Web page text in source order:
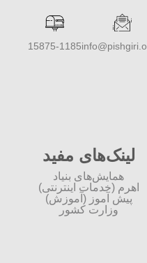
15875-1185
لینک‌های مفید
همایش‌های بنیاد
اهرم (خدمات اینترنتی)
پیش آموز (آموزش)
وزارت کشور